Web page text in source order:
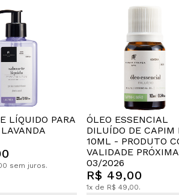
LÍQUIDO PARA
sem juros.
ÓLEO ESSENCIAL
DILUÍDO DE CAPIM
10ML - PRODUTO
VALIDADE PRÓXIMA
03/2026
R$ 49,00
1x de R$ 49,00.